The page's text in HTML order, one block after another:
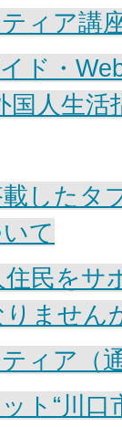
ィア講
ド・
国人生活
したタ
て
住民をサ
ません
ィア（
ト“川口